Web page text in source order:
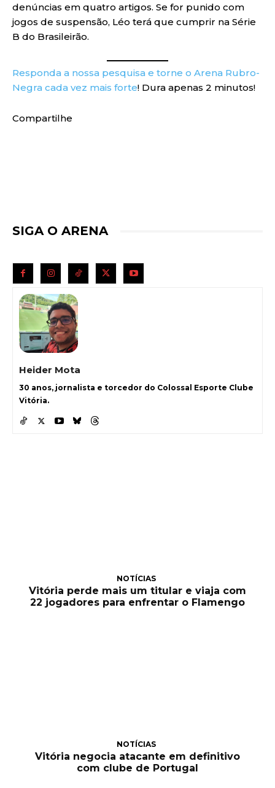
denúncias em quatro artigos. Se for punido com
jogos de suspensão, Léo terá que cumprir na Série
B do Brasileirão.
Responda a nossa pesquisa e torne o Arena Rubro-
Negra cada vez mais forte! Dura apenas 2 minutos!
Compartilhe
SIGA O ARENA
Heider Mota
30 anos, jornalista e torcedor do Colossal Esporte Clube
Vitória.
NOTÍCIAS
Vitória perde mais um titular e viaja com
22 jogadores para enfrentar o Flamengo
NOTÍCIAS
Vitória negocia atacante em definitivo
com clube de Portugal